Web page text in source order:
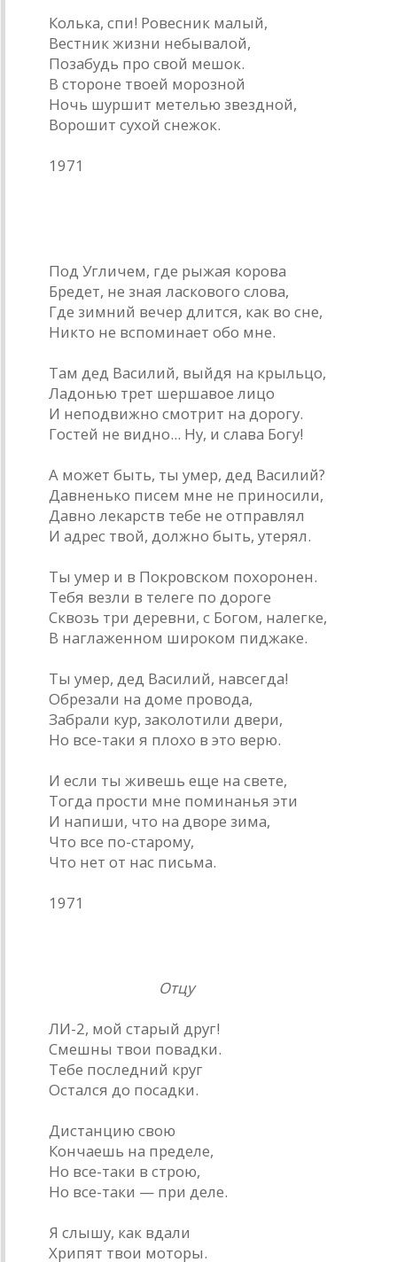
Колька, спи! Ровесник малый,
Вестник жизни небывалой,
Позабудь про свой мешок.
В стороне твоей морозной
Ночь шуршит метелью звездной,
Ворошит сухой снежок.
1971
Под Угличем, где рыжая корова
Бредет, не зная ласкового слова,
Где зимний вечер длится, как во сне,
Никто не вспоминает обо мне.
Там дед Василий, выйдя на крыльцо,
Ладонью трет шершавое лицо
И неподвижно смотрит на дорогу.
Гостей не видно... Ну, и слава Богу!
А может быть, ты умер, дед Василий?
Давненько писем мне не приносили,
Давно лекарств тебе не отправлял
И адрес твой, должно быть, утерял.
Ты умер и в Покровском похоронен.
Тебя везли в телеге по дороге
Сквозь три деревни, с Богом, налегке,
В наглаженном широком пиджаке.
Ты умер, дед Василий, навсегда!
Обрезали на доме провода,
Забрали кур, заколотили двери,
Но все-таки я плохо в это верю.
И если ты живешь еще на свете,
Тогда прости мне поминанья эти
И напиши, что на дворе зима,
Что все по-старому,
Что нет от нас письма.
1971
Отцу
ЛИ-2, мой старый друг!
Смешны твои повадки.
Тебе последний круг
Остался до посадки.
Дистанцию свою
Кончаешь на пределе,
Но все-таки в строю,
Но все-таки — при деле.
Я слышу, как вдали
Хрипят твои моторы.